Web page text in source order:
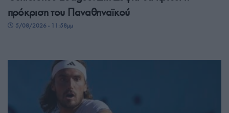
πρόκριση του Παναθηναϊκού
5/08/2026 - 11:58μμ